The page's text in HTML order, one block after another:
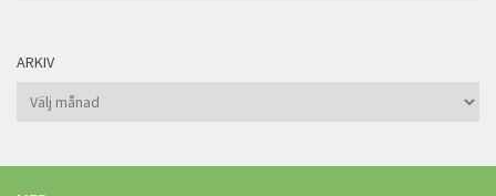
ARKIV
Arkiv